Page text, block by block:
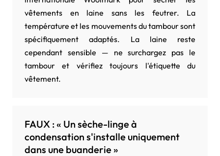
vêtements en laine sans les feutrer. La
température et les mouvements du tambour sont
spécifiquement adaptés. La laine reste
cependant sensible — ne surchargez pas le
tambour et vérifiez toujours l'étiquette du
vêtement.
FAUX : « Un sèche-linge à
condensation s'installe uniquement
dans une buanderie »